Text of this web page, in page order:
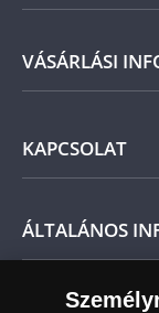
Arany
Magyar
VÁSÁRLÁSI
Kézbesítés
KAPCSOLAT
Ügyfélszolgálat
Leiratkozás a
Karrier
ÁLTALÁNOS
Sütik (cookies)